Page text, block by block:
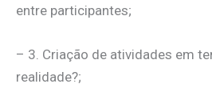
entre participantes;
– 3. Criação de atividades em
realidade?;